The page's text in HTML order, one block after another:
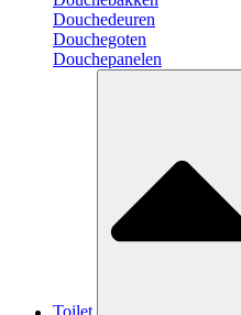
Douchedeuren
Douchegoten
Douchepanelen